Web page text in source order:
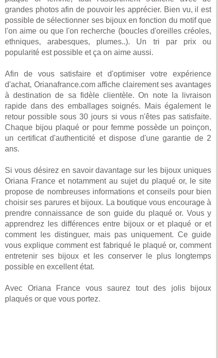
grandes photos afin de pouvoir les apprécier. Bien vu, il est
possible de sélectionner ses bijoux en fonction du motif que
l'on aime ou que l'on recherche (boucles d'oreilles créoles,
ethniques, arabesques, plumes..). Un tri par prix ou
popularité est possible et ça on aime aussi.
Afin de vous satisfaire et d'optimiser votre expérience
d'achat, Orianafrance.com affiche clairement ses avantages
à destination de sa fidèle clientèle. On note la livraison
rapide dans des emballages soignés. Mais également le
retour possible sous 30 jours si vous n'êtes pas satisfaite.
Chaque bijou plaqué or pour femme possède un poinçon,
un certificat d'authenticité et dispose d'une garantie de 2
ans.
Si vous désirez en savoir davantage sur les bijoux uniques
Oriana France et notamment au sujet du plaqué or, le site
propose de nombreuses informations et conseils pour bien
choisir ses parures et bijoux. La boutique vous encourage à
prendre connaissance de son guide du plaqué or. Vous y
apprendrez les différences entre bijoux or et plaqué or et
comment les distinguer, mais pas uniquement. Ce guide
vous explique comment est fabriqué le plaqué or, comment
entretenir ses bijoux et les conserver le plus longtemps
possible en excellent état.
Avec Oriana France vous saurez tout des jolis bijoux
plaqués or que vous portez.